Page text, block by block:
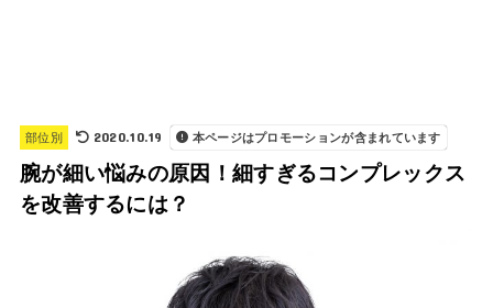
部位別 2020.10.19 本ページはプロモーションが含まれています
腕が細い悩みの原因！細すぎるコンプレックス
を改善するには？